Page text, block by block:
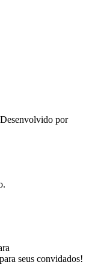
por
seus convidados!